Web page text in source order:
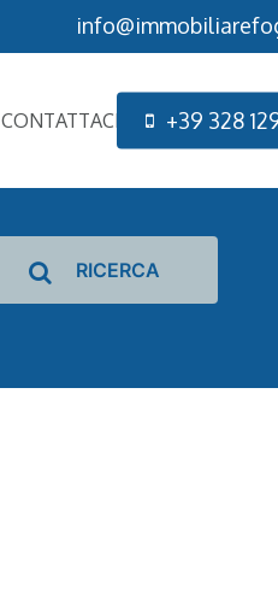
CONTATTACI +39 328 12
RICERCA